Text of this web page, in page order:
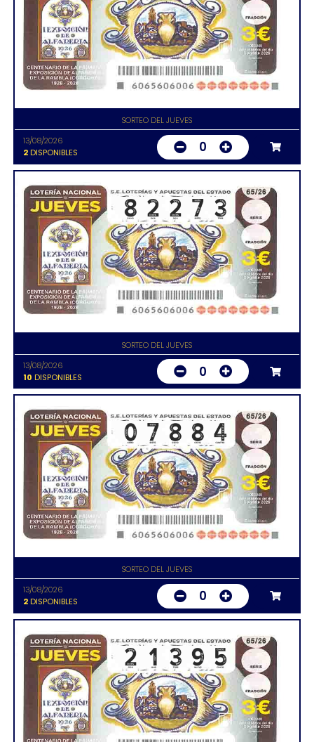
SORTEO DEL JUEVES
13/08/2026
2DISPONIBLES 0
SORTEO DEL JUEVES
13/08/2026
10 DISPONIBLES 0
SORTEO DEL JUEVES
13/08/2026
2DISPONIBLES 0